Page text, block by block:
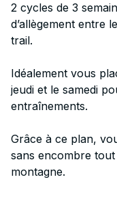
2 cycles de 3
d’allègement entre
trail.
Idéalement vous
jeudi et le samedi
entraînements.
Grâce à ce plan,
sans encombre
montagne.